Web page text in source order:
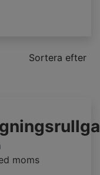
Sortera efter
moms